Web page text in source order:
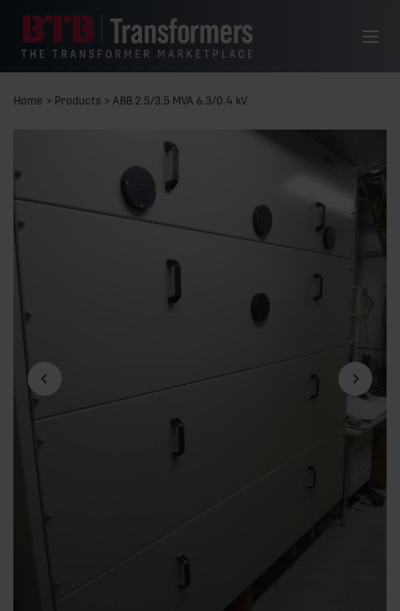
Meny
Home > Products > ABB 2.5/3.5 MVA 6.3/0.4 kV
Föregående bild Nästa